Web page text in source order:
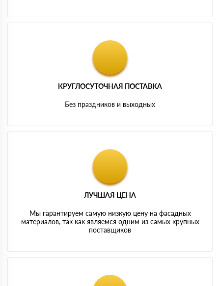
КРУГЛОСУТОЧНАЯ ПОСТАВКА
Без праздников и выходных
ЛУЧШАЯ ЦЕНА
Мы гарантируем самую низкую цену на фасадных
материалов, так как являемся одним из самых крупных
поставщиков